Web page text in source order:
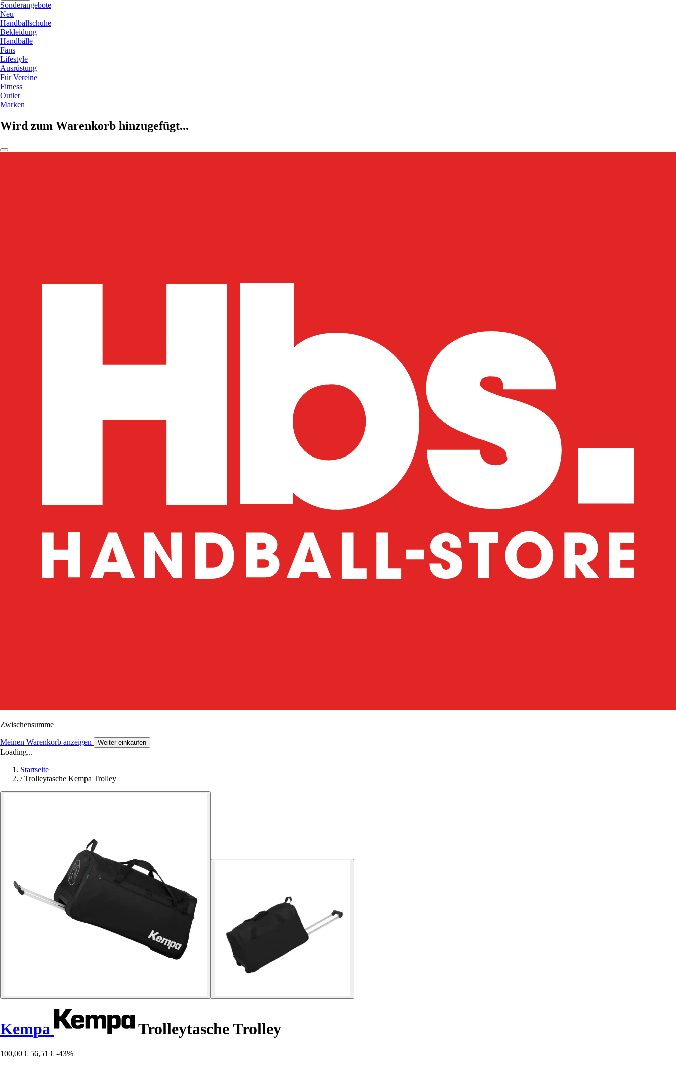
Sonderangebote
Neu
Handballschuhe
Bekleidung
Handbälle
Fans
Lifestyle
Ausrüstung
Für Vereine
Fitness
Outlet
Marken
Wird zum Warenkorb hinzugefügt...
Zwischensumme
Meinen Warenkorb anzeigen Weiter einkaufen
Loading...
Startseite
/ Trolleytasche Kempa Trolley
Kempa Trolleytasche Trolley
100,00 € 56,51 € -43%